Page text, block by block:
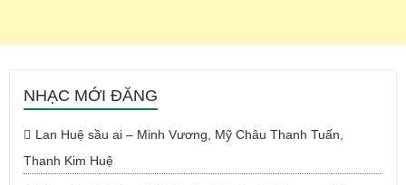
NHẠC MỚI ĐĂNG
Lan Huệ sầu ai – Minh Vương, Mỹ Châu Thanh Tuấn,
Thanh Kim Huệ